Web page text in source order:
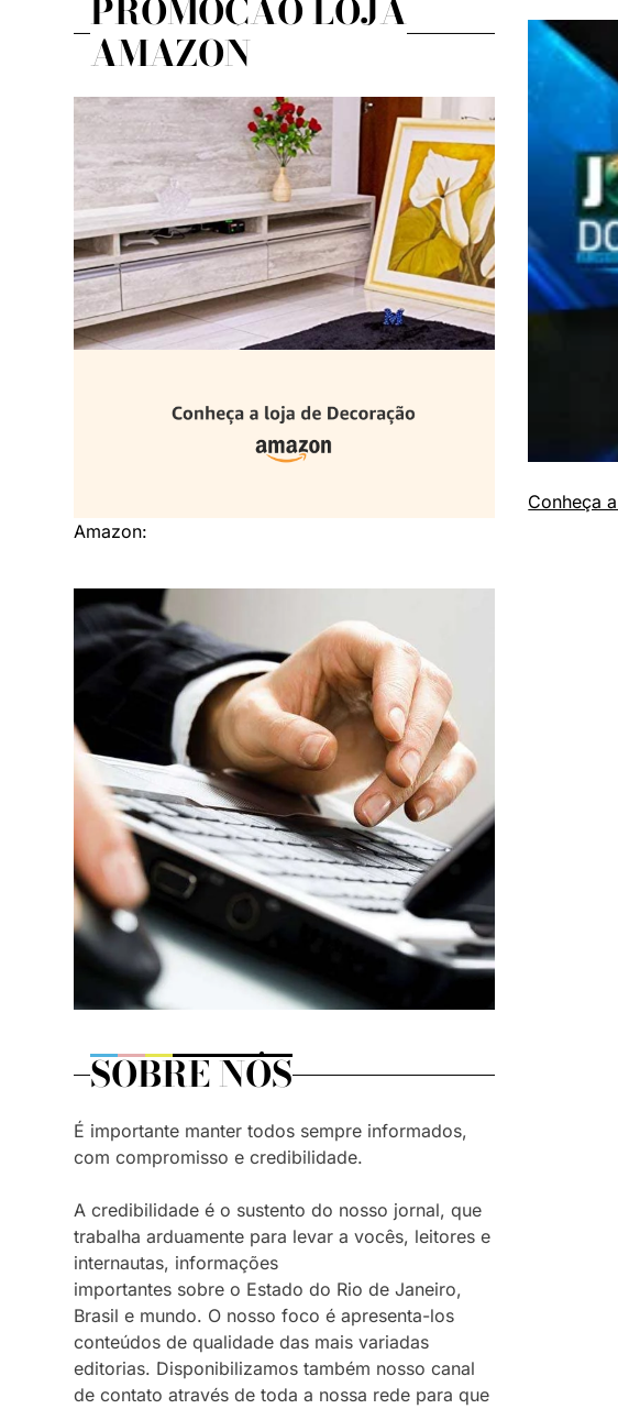
Conheça
PROMOÇÃO LOJA
AMAZON
Amazon:
SOBRE NÓS
É importante manter todos sempre informados,
com compromisso e credibilidade.
A credibilidade é o sustento do nosso jornal, que
trabalha arduamente para levar a vocês, leitores e
internautas, informações
importantes sobre o Estado do Rio de Janeiro,
Brasil e mundo. O nosso foco é apresenta-los
conteúdos de qualidade das mais variadas
editorias. Disponibilizamos também nosso canal
de contato através de toda a nossa rede para que